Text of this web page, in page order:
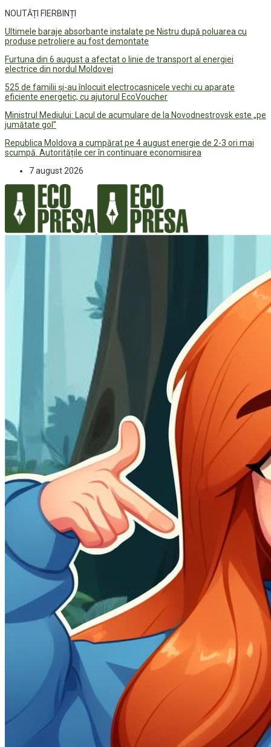
NOUTĂȚI FIERBINȚI
Ultimele baraje absorbante instalate pe Nistru după poluarea cu
produse petroliere au fost demontate
Furtuna din 6 august a afectat o linie de transport al energiei
electrice din nordul Moldovei
525 de familii și-au înlocuit electrocasnicele vechi cu aparate
eficiente energetic, cu ajutorul EcoVoucher
Ministrul Mediului: Lacul de acumulare de la Novodnestrovsk este „pe
jumătate gol”
Republica Moldova a cumpărat pe 4 august energie de 2-3 ori mai
scumpă. Autoritățile cer în continuare economisirea
7 august 2026